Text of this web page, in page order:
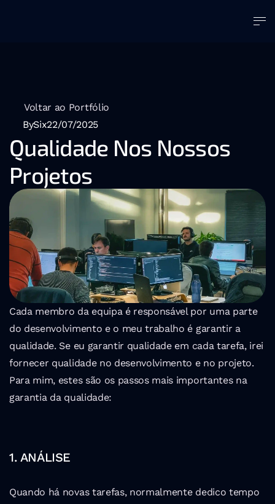
Voltar ao Portfólio
BySix22/07/2025
Qualidade Nos Nossos
Projetos
Cada membro da equipa é responsável por uma parte
do desenvolvimento e o meu trabalho é garantir a
qualidade. Se eu garantir qualidade em cada tarefa, irei
fornecer qualidade no desenvolvimento e no projeto.
Para mim, estes são os passos mais importantes na
garantia da qualidade:
1. ANÁLISE
Quando há novas tarefas, normalmente dedico tempo